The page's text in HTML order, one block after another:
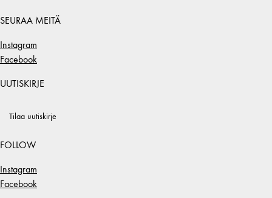
SEURAA MEITÄ
Instagram
Facebook
UUTISKIRJE
Tilaa uutiskirje
FOLLOW
Instagram
Facebook